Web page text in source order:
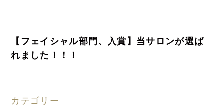
【フェイシャル部門、入賞】当サロンが選ば
れました！！！
カテゴリー